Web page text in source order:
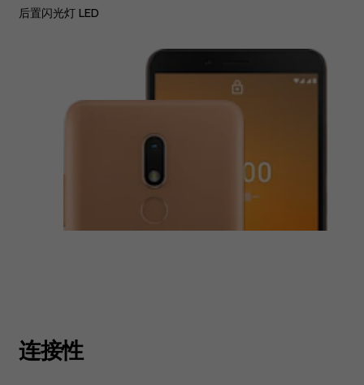
后置闪光灯 LED
连接性